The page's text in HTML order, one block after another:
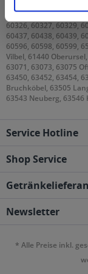
60308, 60311, 60313,
60326, 60327, 60329,
60437, 60438, 60439,
60596, 60598, 60599,
Vilbel, 61440
63071, 63073, 63075
63450, 63452, 63454,
Bruchköbel, 63505
63543 Neuberg,
Service Hotline
Shop Service
Newsletter
* Alle Preise inkl.